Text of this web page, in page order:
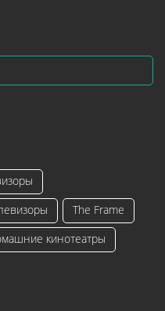
The Frame
кинотеатры